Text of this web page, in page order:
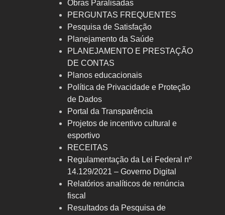
Obras Paralisadas
PERGUNTAS FREQUENTES
Pesquisa de Satisfação
Planejamento da Saúde
PLANEJAMENTO E PRESTAÇÃO
DE CONTAS
Planos educacionais
Política de Privacidade e Proteção
de Dados
Portal da Transparência
Projetos de incentivo cultural e
esportivo
RECEITAS
Regulamentação da Lei Federal nº
14.129/2021 – Governo Digital
Relatórios analíticos de renúncia
fiscal
Resultados da Pesquisa de